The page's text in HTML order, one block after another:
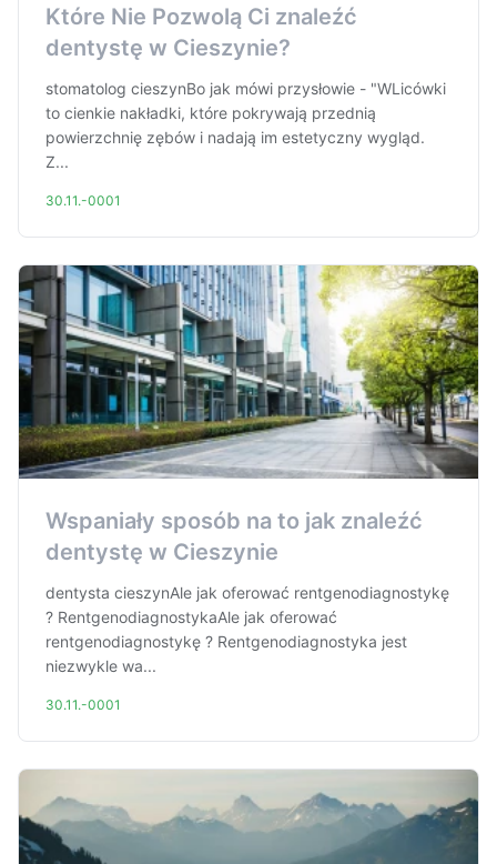
Które Nie Pozwolą Ci znaleźć
dentystę w Cieszynie?
stomatolog cieszynBo jak mówi przysłowie - "WLicówki
to cienkie nakładki, które pokrywają przednią
powierzchnię zębów i nadają im estetyczny wygląd.
Z...
30.11.-0001
Wspaniały sposób na to jak znaleźć
dentystę w Cieszynie
dentysta cieszynAle jak oferować rentgenodiagnostykę
? RentgenodiagnostykaAle jak oferować
rentgenodiagnostykę ? Rentgenodiagnostyka jest
niezwykle wa...
30.11.-0001